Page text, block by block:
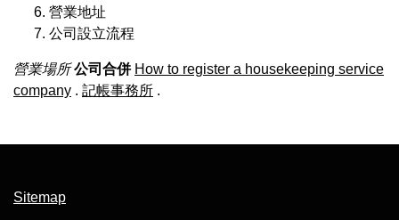
營業地址
公司設立流程
營業場所 公司合併 How to register a housekeeping service
company . 記帳事務所 .
Sitemap